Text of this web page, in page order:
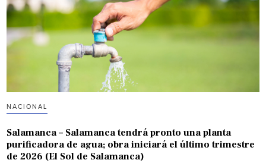
NACIONAL
Salamanca – Salamanca tendrá pronto una planta
purificadora de agua; obra iniciará el último trimestre
de 2026 (El Sol de Salamanca)